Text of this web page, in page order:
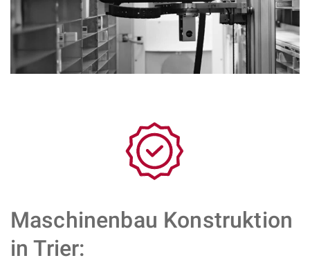
Maschinenbau Konstruktion
in Trier: